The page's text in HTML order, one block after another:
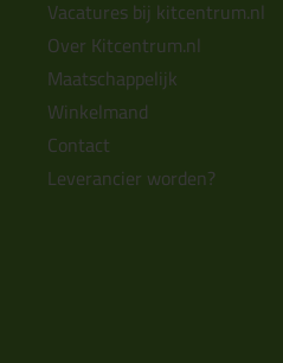
Vacatures bij kitcentrum.nl
Over Kitcentrum.nl
Maatschappelijk
Winkelmand
Contact
Leverancier worden?